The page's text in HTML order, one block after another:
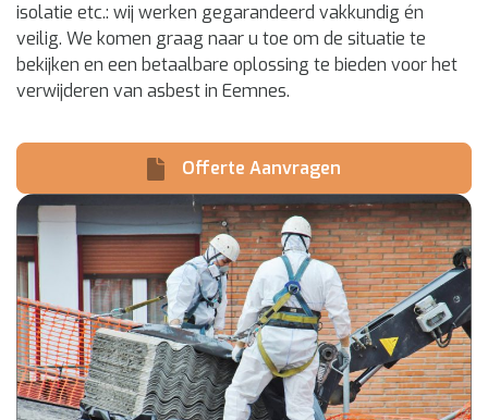
isolatie etc.: wij werken gegarandeerd vakkundig én
veilig. We komen graag naar u toe om de situatie te
bekijken en een betaalbare oplossing te bieden voor het
verwijderen van asbest in Eemnes.
Offerte Aanvragen